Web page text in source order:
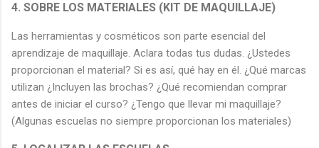
4. SOBRE LOS MATERIALES (KIT DE MAQUILLAJE)
Las herramientas y cosméticos son parte esencial del
aprendizaje de maquillaje. Aclara todas tus dudas. ¿Ustedes
proporcionan el material? Si es así, qué hay en él. ¿Qué marcas
utilizan ¿Incluyen las brochas? ¿Qué recomiendan comprar
antes de iniciar el curso? ¿Tengo que llevar mi maquillaje?
(Algunas escuelas no siempre proporcionan los materiales)